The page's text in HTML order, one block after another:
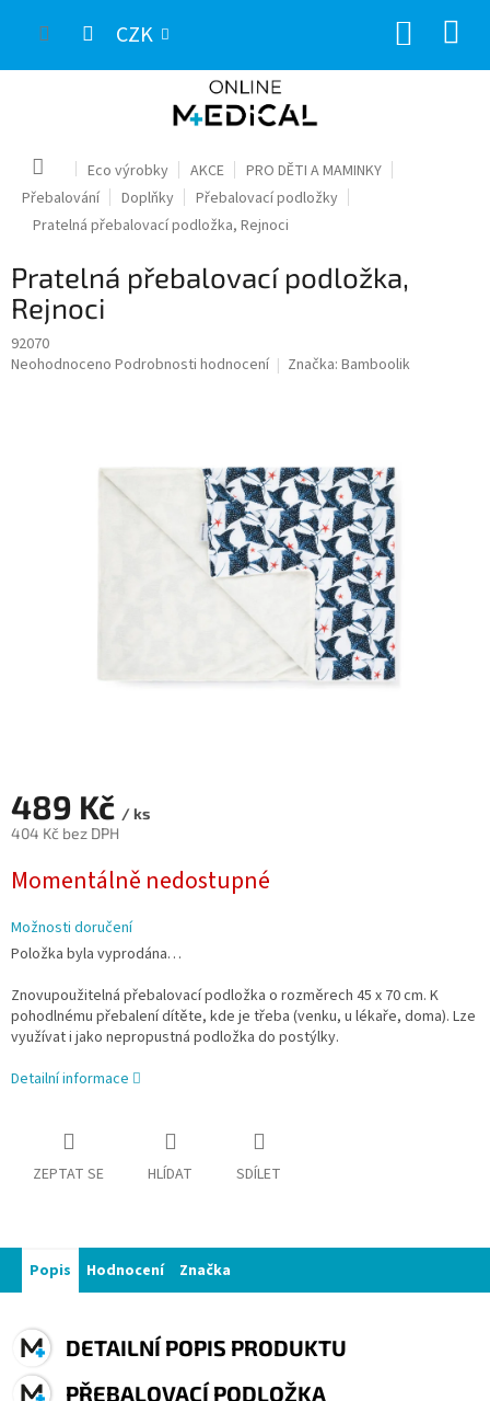
CZK
Domů Eco výrobky AKCE
PRO DĚTI A MAMINKY
Přebalování
Doplňky
Přebalovací podložky
Pratelná přebalovací podložka, Rejnoci
Pratelná přebalovací podložka,
Rejnoci
92070
Průměrné
Neohodnoceno Podrobnosti hodnocení Značka: Bamboolik
489 Kč / ks
404 Kč bez DPH
cena:
Momentálně nedostupné
Možnosti doručení
Položka byla vyprodána…
Znovupoužitelná přebalovací podložka o rozměrech 45 x 70 cm. K
pohodlnému přebalení dítěte, kde je třeba (venku, u lékaře, doma). Lze
využívat i jako nepropustná podložka do postýlky.
Detailní informace
ZEPTAT SE HLÍDAT SDÍLET
Popis Hodnocení Značka
DETAILNÍ POPIS PRODUKTU
PŘEBALOVACÍ PODLOŽKA